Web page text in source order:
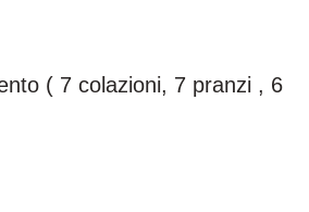
( 7 colazioni, 7 pranzi , 6